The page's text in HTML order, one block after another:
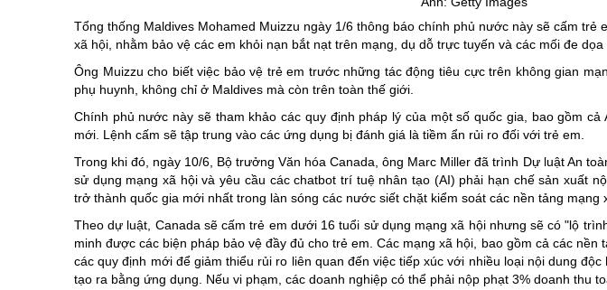
Tổng thống Maldives Mohamed Muizzu ngày 1/6 thông báo chính phủ nước này sẽ cấm trẻ
xã hội, nhằm bảo vệ các em khỏi nạn bắt nạt trên mạng, dụ dỗ trực tuyến và các mối đe dọa
Ông Muizzu cho biết việc bảo vệ trẻ em trước những tác động tiêu cực trên không gian
phụ huynh, không chỉ ở Maldives mà còn trên toàn thế giới.
Chính phủ nước này sẽ tham khảo các quy định pháp lý của một số quốc gia, bao gồm
mới. Lệnh cấm sẽ tập trung vào các ứng dụng bị đánh giá là tiềm ẩn rủi ro đối với trẻ em.
Trong khi đó, ngày 10/6, Bộ trưởng Văn hóa Canada, ông Marc Miller đã trình Dự luật An
sử dụng mạng xã hội và yêu cầu các chatbot trí tuệ nhân tạo (AI) phải hạn chế sản xuất
trở thành quốc gia mới nhất trong làn sóng các nước siết chặt kiểm soát các nền tảng mạng
Theo dự luật, Canada sẽ cấm trẻ em dưới 16 tuổi sử dụng mạng xã hội nhưng sẽ có "lộ
minh được các biện pháp bảo vệ đầy đủ cho trẻ em. Các mạng xã hội, bao gồm cả các
các quy định mới để giảm thiểu rủi ro liên quan đến việc tiếp xúc với nhiều loại nội dung
tạo ra bằng ứng dụng. Nếu vi phạm, các doanh nghiệp có thể phải nộp phạt 3% doanh thu